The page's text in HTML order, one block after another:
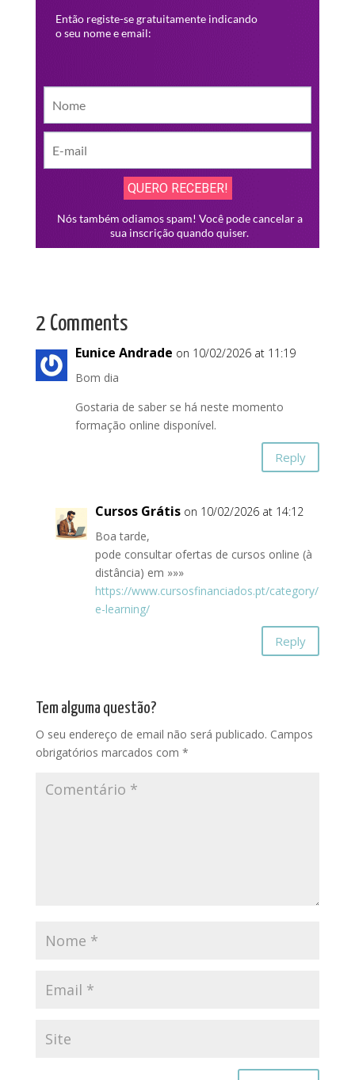
2 Comments
Eunice Andrade on 10/02/2026 at 11:19
Bom dia
Gostaria de saber se há neste momento
formação online disponível.
Reply
Cursos Grátis on 10/02/2026 at 14:12
Boa tarde,
pode consultar ofertas de cursos online (à
distância) em »»»
https://www.cursosfinanciados.pt/category/
e-learning/
Reply
Tem alguma questão?
O seu endereço de email não será publicado. Campos
obrigatórios marcados com *